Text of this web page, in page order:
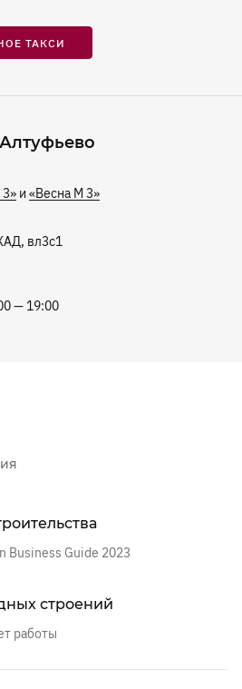
ТАКСИ
и «Весна М 3»
вл3с1
— 19:00
Business Guide 2023
строений
работы